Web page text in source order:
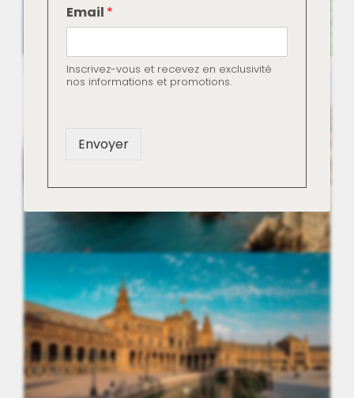
Autriche
Croatie
m
a
l
E
Email *
Inscrivez-vous et recevez en exclusivité
nos informations et promotions.
Envoyer